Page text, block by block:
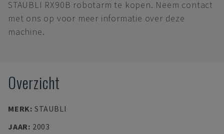
STAUBLI RX90B robotarm te kopen. Neem contact
met ons op voor meer informatie over deze
machine.
Overzicht
MERK: STAUBLI
JAAR: 2003